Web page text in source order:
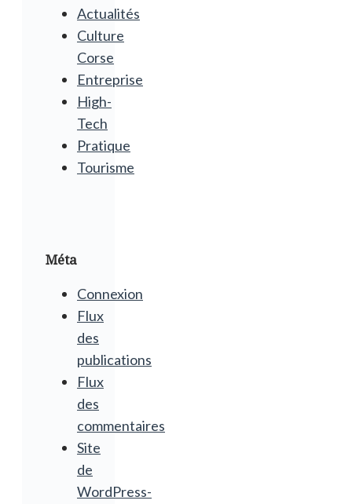
Actualités
Culture
Corse
Entreprise
High-
Tech
Pratique
Tourisme
Méta
Connexion
Flux
des
publications
Flux
des
commentaires
Site
de
WordPress-